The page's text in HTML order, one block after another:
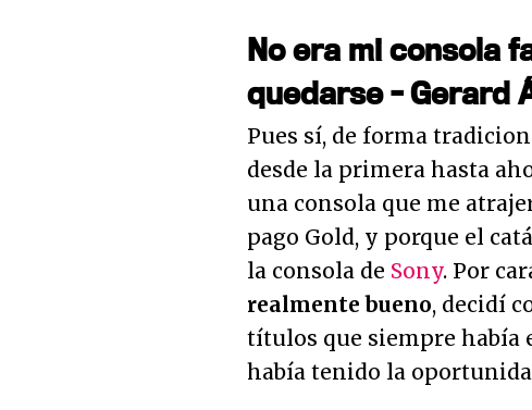
No era mi consola
quedarse - Gerard
Pues sí, de forma
desde la primera hasta
una consola que me
pago Gold, y porque el
la consola de Sony. Por
realmente bueno, decidí
títulos que siempre había
había tenido la